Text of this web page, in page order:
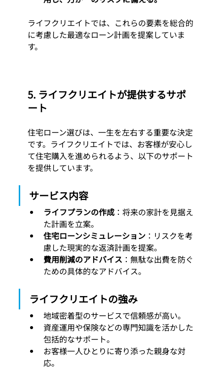
ライフクリエイトでは、これらの要素を総合的
に考慮した最適なローン計画を提案していま
す。
5. ライフクリエイトが提供するサポ
ート
住宅ローン選びは、一生を左右する重要な決定
です。ライフクリエイトでは、お客様が安心し
て住宅購入を進められるよう、以下のサポート
を提供しています。
サービス内容
ライフプランの作成：将来の家計を見据え
た計画を立案。
住宅ローンシミュレーション：リスクを考
慮した現実的な返済計画を提案。
費用削減のアドバイス ：無駄な出費を防ぐ
ための具体的なアドバイス。
ライフクリエイトの強み
地域密着型のサービスで信頼感が高い。
資産運用や保険などの専門知識を活かした
包括的なサポート。
お客様一人ひとりに寄り添った親身な対
応。